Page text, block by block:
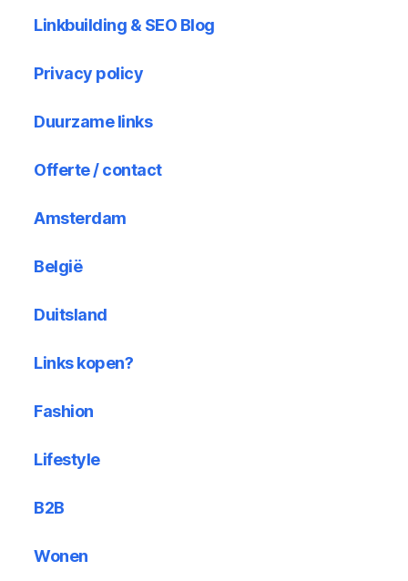
Linkbuilding & SEO Blog
Privacy policy
Duurzame links
Offerte / contact
Amsterdam
België
Duitsland
Links kopen?
Fashion
Lifestyle
B2B
Wonen